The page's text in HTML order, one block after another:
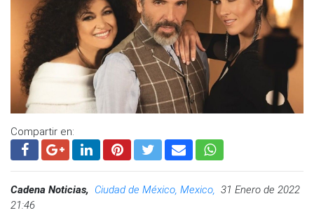
Compartir en:
Cadena Noticias, Ciudad de México, Mexico, 31 Enero de 2022
21:46